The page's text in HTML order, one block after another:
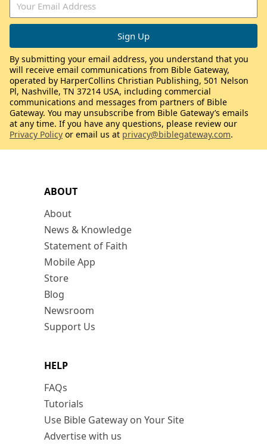
ABOUT
About
News & Knowledge
Statement of Faith
Mobile App
Store
Blog
Newsroom
Support Us
HELP
FAQs
Tutorials
Use Bible Gateway on Your Site
Advertise with us
By submitting your email address, you understand that you
will receive email communications from Bible Gateway,
operated by HarperCollins Christian Publishing, 501 Nelson
Pl, Nashville, TN 37214 USA, including commercial
communications and messages from partners of Bible
Gateway. You may unsubscribe from Bible Gateway’s emails
at any time. If you have any questions, please review our
Privacy Policy or email us at privacy@biblegateway.com.